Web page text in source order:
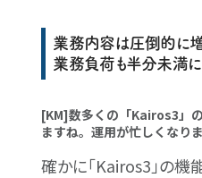
業務内容は圧倒的に増
業務負荷も半分未満に
[KM]数多くの「Kairos3」
ますね。運用が忙しくなり
確かに「Kairos3」の機